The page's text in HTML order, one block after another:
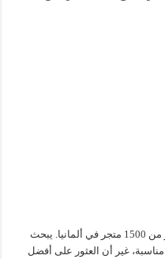
أفضل تطبيق للحصول على أرخص الأسعار من 1500 متجر في ألمانيا. يبحث
غير أن العثور على أفضل